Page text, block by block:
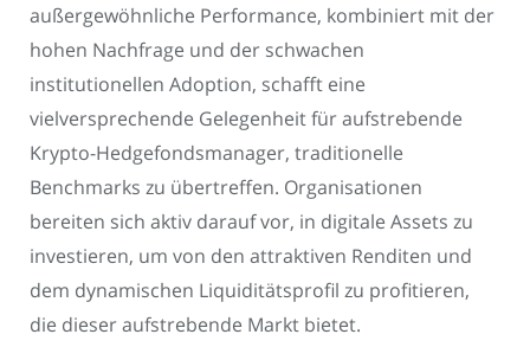
außergewöhnliche Performance, kombiniert mit der
hohen Nachfrage und der schwachen
institutionellen Adoption, schafft eine
vielversprechende Gelegenheit für aufstrebende
Krypto-Hedgefondsmanager, traditionelle
Benchmarks zu übertreffen. Organisationen
bereiten sich aktiv darauf vor, in digitale Assets zu
investieren, um von den attraktiven Renditen und
dem dynamischen Liquiditätsprofil zu profitieren,
die dieser aufstrebende Markt bietet.